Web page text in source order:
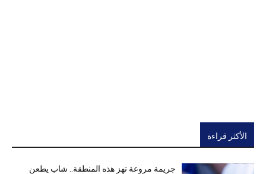
الأكثر قراءة
جريمة مروعة تهز هذه المنطقة.. شاب يطعن